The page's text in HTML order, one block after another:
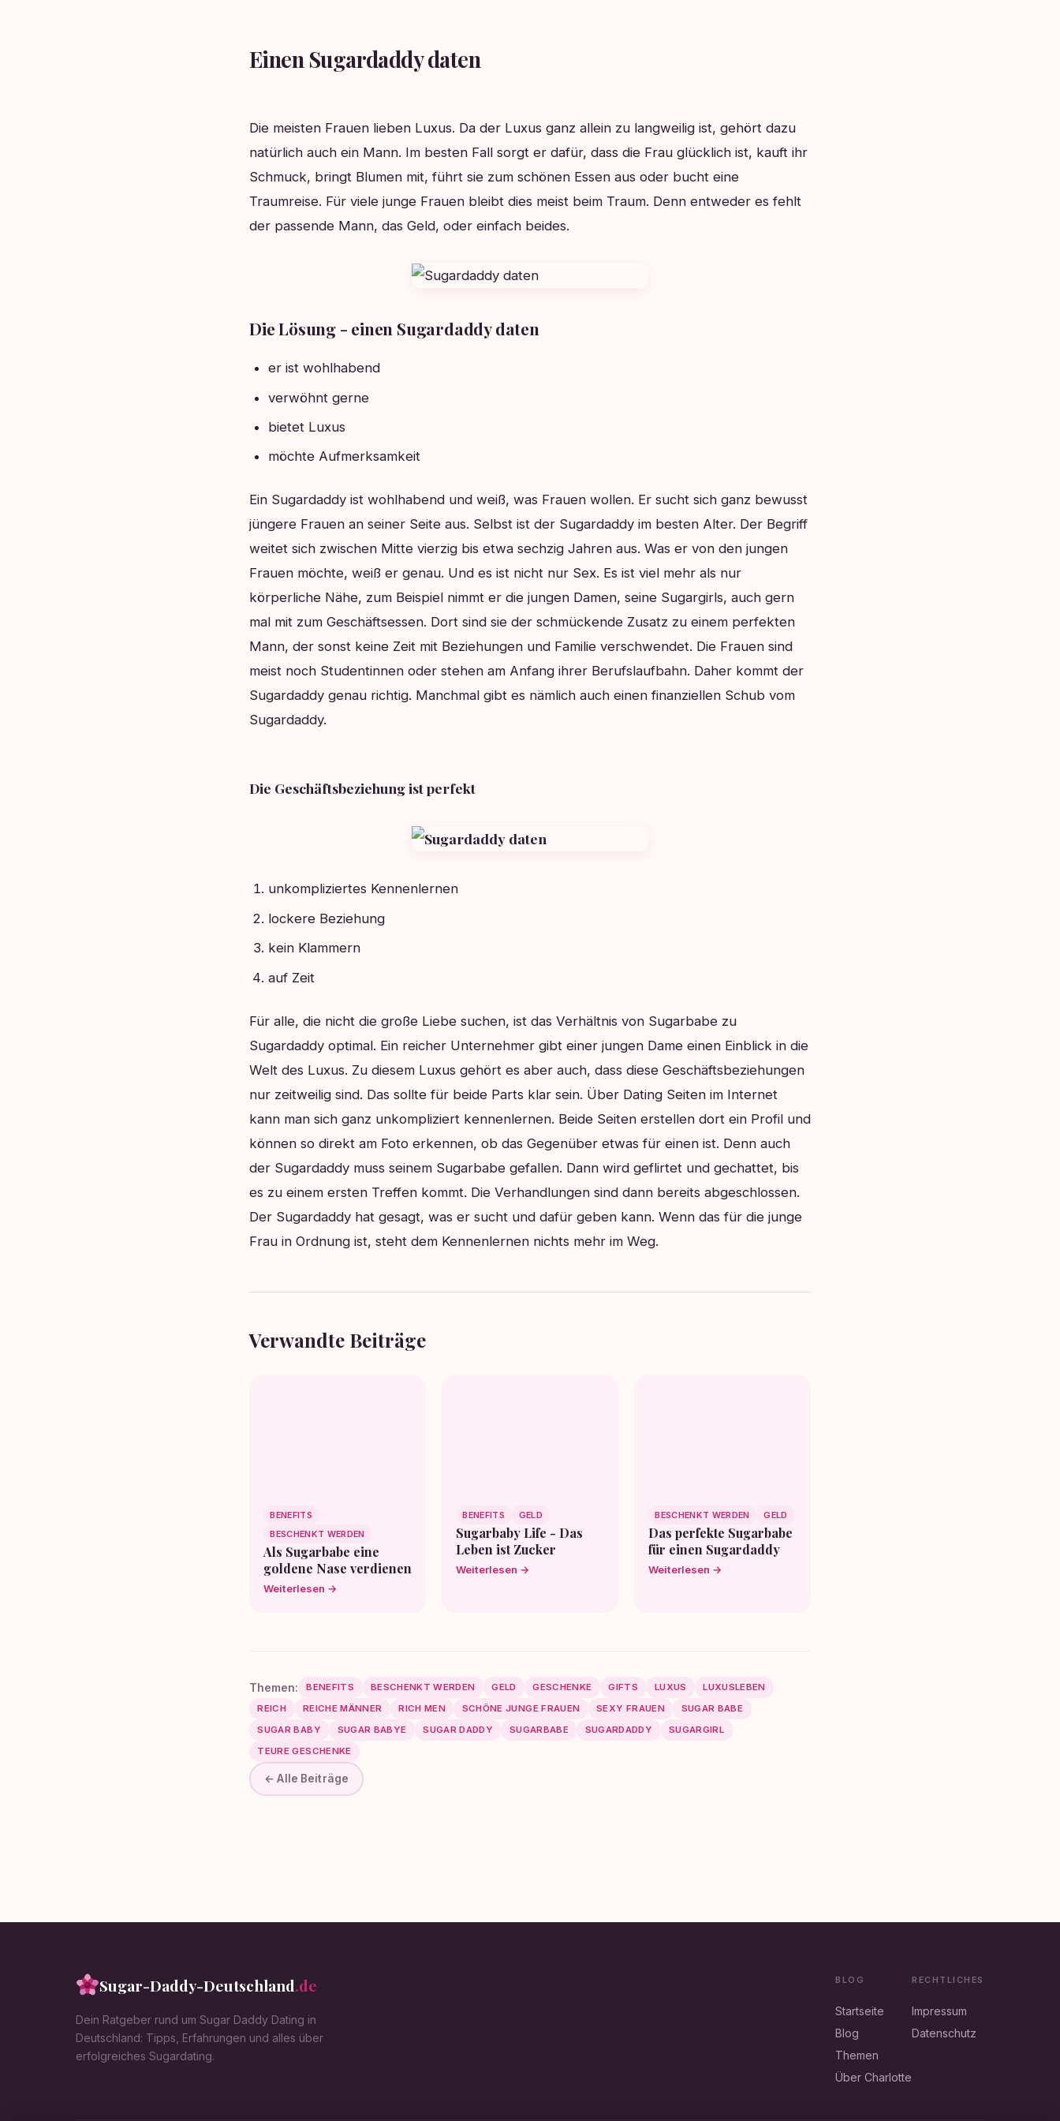
Einen Sugardaddy daten
Die meisten Frauen lieben Luxus. Da der Luxus ganz allein zu langweilig ist, gehört dazu
natürlich auch ein Mann. Im besten Fall sorgt er dafür, dass die Frau glücklich ist, kauft ihr
Schmuck, bringt Blumen mit, führt sie zum schönen Essen aus oder bucht eine
Traumreise. Für viele junge Frauen bleibt dies meist beim Traum. Denn entweder es fehlt
der passende Mann, das Geld, oder einfach beides.
Die Lösung - einen Sugardaddy daten
er ist wohlhabend
verwöhnt gerne
bietet Luxus
möchte Aufmerksamkeit
Ein Sugardaddy ist wohlhabend und weiß, was Frauen wollen. Er sucht sich ganz bewusst
jüngere Frauen an seiner Seite aus. Selbst ist der Sugardaddy im besten Alter. Der Begriff
weitet sich zwischen Mitte vierzig bis etwa sechzig Jahren aus. Was er von den jungen
Frauen möchte, weiß er genau. Und es ist nicht nur Sex. Es ist viel mehr als nur
körperliche Nähe, zum Beispiel nimmt er die jungen Damen, seine Sugargirls, auch gern
mal mit zum Geschäftsessen. Dort sind sie der schmückende Zusatz zu einem perfekten
Mann, der sonst keine Zeit mit Beziehungen und Familie verschwendet. Die Frauen sind
meist noch Studentinnen oder stehen am Anfang ihrer Berufslaufbahn. Daher kommt der
Sugardaddy genau richtig. Manchmal gibt es nämlich auch einen finanziellen Schub vom
Sugardaddy.
Die Geschäftsbeziehung ist perfekt
unkompliziertes Kennenlernen
lockere Beziehung
kein Klammern
auf Zeit
Für alle, die nicht die große Liebe suchen, ist das Verhältnis von Sugarbabe zu
Sugardaddy optimal. Ein reicher Unternehmer gibt einer jungen Dame einen Einblick in die
Welt des Luxus. Zu diesem Luxus gehört es aber auch, dass diese Geschäftsbeziehungen
nur zeitweilig sind. Das sollte für beide Parts klar sein. Über Dating Seiten im Internet
kann man sich ganz unkompliziert kennenlernen. Beide Seiten erstellen dort ein Profil und
können so direkt am Foto erkennen, ob das Gegenüber etwas für einen ist. Denn auch
der Sugardaddy muss seinem Sugarbabe gefallen. Dann wird geflirtet und gechattet, bis
es zu einem ersten Treffen kommt. Die Verhandlungen sind dann bereits abgeschlossen.
Der Sugardaddy hat gesagt, was er sucht und dafür geben kann. Wenn das für die junge
Frau in Ordnung ist, steht dem Kennenlernen nichts mehr im Weg.
Verwandte Beiträge
BENEFITS
BESCHENKT WERDEN
Als Sugarbabe eine
goldene Nase verdienen
Weiterlesen →
BENEFITS GELD
Sugarbaby Life - Das
Leben ist Zucker
Weiterlesen →
BESCHENKT WERDEN GELD
Das perfekte Sugarbabe
für einen Sugardaddy
Weiterlesen →
Themen: BENEFITS BESCHENKT WERDEN GELD GESCHENKE GIFTS LUXUS
LUXUSLEBEN
REICH
REICHE MÄNNER RICH MEN SCHÖNE JUNGE FRAUEN SEXY FRAUEN
SUGAR BABE
SUGAR BABY
SUGAR BABYE SUGAR DADDY SUGARBABE SUGARDADDY
SUGARGIRL
TEURE GESCHENKE
← Alle Beiträge
Sugar-Daddy-Deutschland.de
Dein Ratgeber rund um Sugar Daddy Dating in
Deutschland: Tipps, Erfahrungen und alles über
erfolgreiches Sugardating.
BLOG
Startseite
Blog
Themen
Über Charlotte
RECHTLICHES
Impressum
Datenschutz